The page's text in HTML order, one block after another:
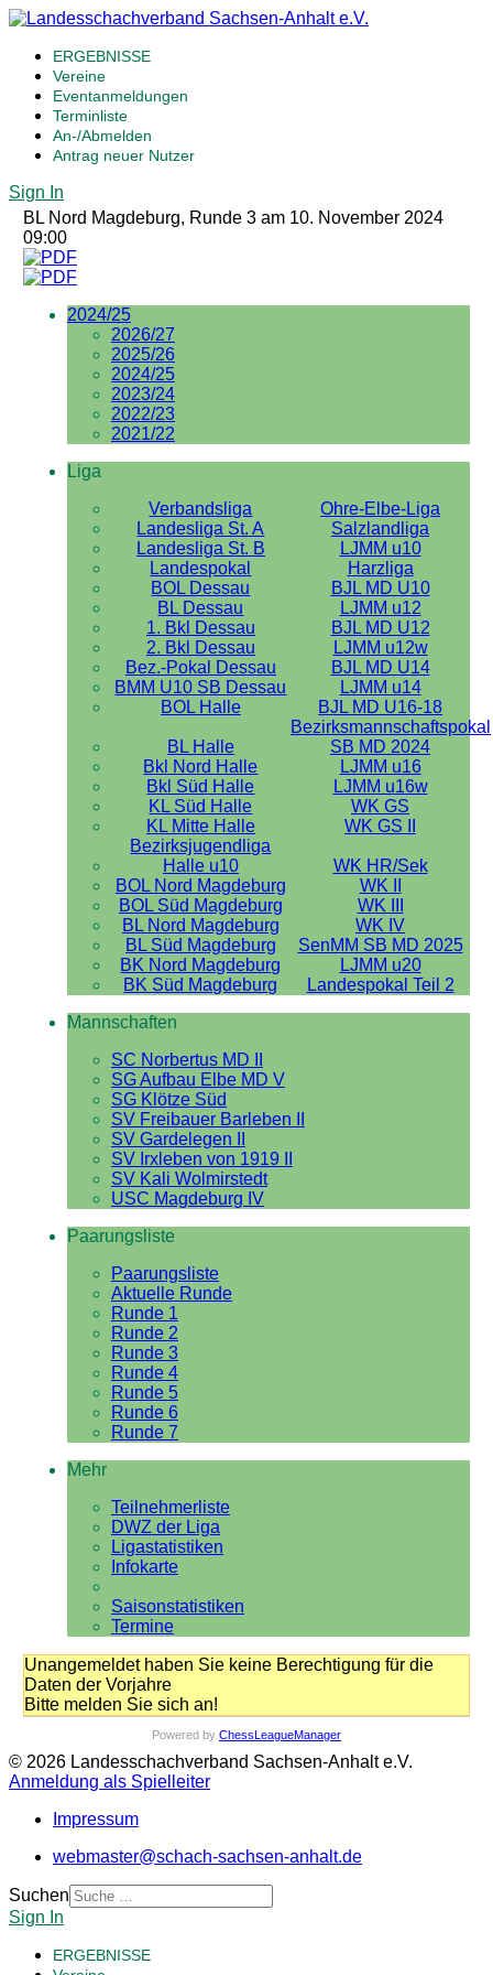
ERGEBNISSE
Vereine
Eventanmeldungen
Terminliste
An-/Abmelden
Antrag neuer Nutzer
Sign In
BL Nord Magdeburg, Runde 3 am 10. November 2024
09:00
2024/25
2026/27
2025/26
2024/25
2023/24
2022/23
2021/22
Liga
Verbandsliga
Ohre-Elbe-Liga
Landesliga St. A
Salzlandliga
Landesliga St. B
LJMM u10
Landespokal
Harzliga
BOL Dessau
BJL MD U10
BL Dessau
LJMM u12
1. Bkl Dessau
BJL MD U12
2. Bkl Dessau
LJMM u12w
Bez.-Pokal Dessau
BJL MD U14
BMM U10 SB Dessau
LJMM u14
BOL Halle
BJL MD U16-18
BL Halle
Bezirksmannschaftspokal
SB MD 2024
Bkl Nord Halle
LJMM u16
Bkl Süd Halle
LJMM u16w
KL Süd Halle
WK GS
KL Mitte Halle
WK GS II
Bezirksjugendliga
Halle u10
WK HR/Sek
BOL Nord Magdeburg
WK II
BOL Süd Magdeburg
WK III
BL Nord Magdeburg
WK IV
BL Süd Magdeburg
SenMM SB MD 2025
BK Nord Magdeburg
LJMM u20
BK Süd Magdeburg
Landespokal Teil 2
Mannschaften
SC Norbertus MD II
SG Aufbau Elbe MD V
SG Klötze Süd
SV Freibauer Barleben II
SV Gardelegen II
SV Irxleben von 1919 II
SV Kali Wolmirstedt
USC Magdeburg IV
Paarungsliste
Paarungsliste
Aktuelle Runde
Runde 1
Runde 2
Runde 3
Runde 4
Runde 5
Runde 6
Runde 7
Mehr
Teilnehmerliste
DWZ der Liga
Ligastatistiken
Infokarte
Saisonstatistiken
Termine
Unangemeldet haben Sie keine Berechtigung für die
Daten der Vorjahre
Bitte melden Sie sich an!
Powered by ChessLeagueManager
© 2026 Landesschachverband Sachsen-Anhalt e.V.
Anmeldung als Spielleiter
Impressum
webmaster@schach-sachsen-anhalt.de
Suchen
Sign In
ERGEBNISSE